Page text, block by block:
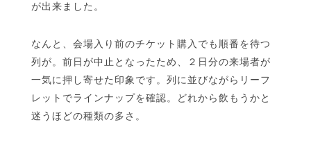
が出来ました。
なんと、会場入り前のチケット購入でも順番を待つ
列が。前日が中止となったため、２日分の来場者が
一気に押し寄せた印象です。列に並びながらリーフ
レットでラインナップを確認。どれから飲もうかと
迷うほどの種類の多さ。